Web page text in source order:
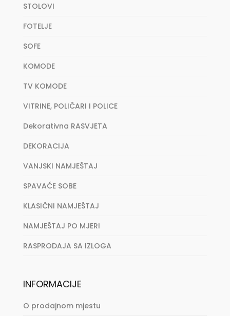
STOLOVI
FOTELJE
SOFE
KOMODE
TV KOMODE
VITRINE, POLIČARI I POLICE
Dekorativna RASVJETA
DEKORACIJA
VANJSKI NAMJEŠTAJ
SPAVAĆE SOBE
KLASIČNI NAMJEŠTAJ
NAMJEŠTAJ PO MJERI
RASPRODAJA SA IZLOGA
INFORMACIJE
O prodajnom mjestu